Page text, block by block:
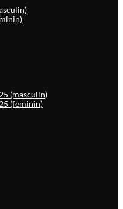
(masculin)
(feminin)